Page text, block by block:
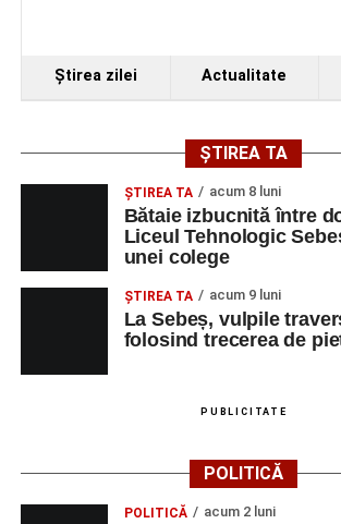
Ştirea zilei Actualitate
ȘTIREA TA
ŞTIREA TA acum 8 luni
Bătaie izbucnită între
Liceul Tehnologic
unei colege
ŞTIREA TA acum 9 luni
La Sebeș, vulpile
folosind trecerea de
PUBLICITATE
POLITICĂ
POLITICĂ acum 2 luni